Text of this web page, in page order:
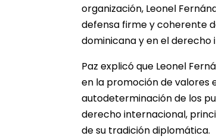
organización, Leonel
defensa firme y coherente
dominicana y en el derecho
Paz explicó que Leonel
en la promoción de valores
autodeterminación de los
derecho internacional,
de su tradición diplomática.